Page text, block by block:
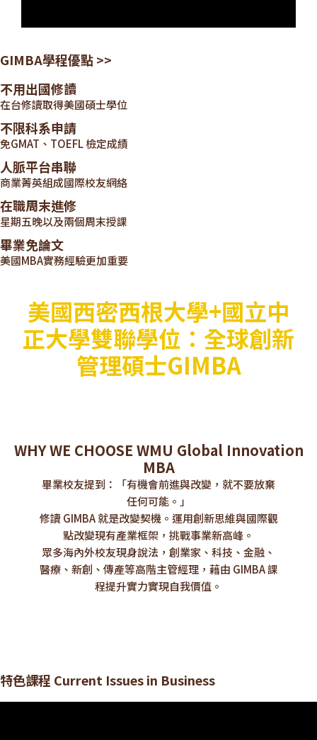
GIMBA學程優點 >>
不用出國修讀
在台修讀取得美國碩士學位
不限科系申請
免GMAT、TOEFL 檢定成績
人脈平台串聯
商業菁英組成國際校友網絡
在職周末進修
星期五晚以及兩個周末授課
畢業免論文
美國MBA實務經驗更加重要
美國西密西根大學+國立中
正大學雙聯學位：全球創新
管理碩士GIMBA
WHY WE CHOOSE WMU Global Innovation
MBA
畢業校友提到：「有機會前進與改變，就不要放棄
任何可能。」
修讀 GIMBA 就是改變契機。運用創新思維與國際觀
點改變現有產業框架，挑戰事業新高峰。
眾多海內外校友現身說法，創業家、科技、金融、
醫療、新創、傳產等高階主管經理，藉由 GIMBA 課
程提升實力實現自我價值。
特色課程 Current Issues in Business